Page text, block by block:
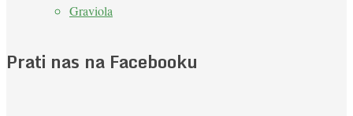
Graviola
Prati nas na Facebooku